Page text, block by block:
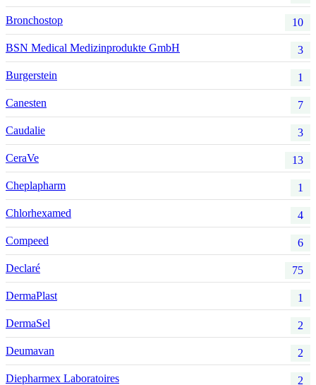
Bronchostop 10
BSN Medical Medizinprodukte GmbH 3
Burgerstein 1
Canesten 7
Caudalie 3
CeraVe 13
Cheplapharm 1
Chlorhexamed 4
Compeed 6
Declaré 75
DermaPlast 1
DermaSel 2
Deumavan 2
Diepharmex Laboratoires 2